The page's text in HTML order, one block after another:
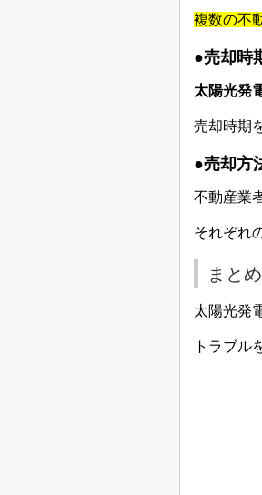
複数の不
●売却時
太陽光発
売却時期
●売却方
不動産業
それぞれ
まと
太陽光発
トラブル